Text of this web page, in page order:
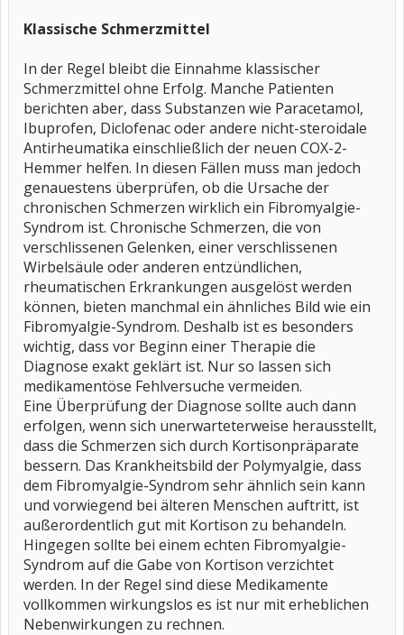
Klassische Schmerzmittel
In der Regel bleibt die Einnahme klassischer
Schmerzmittel ohne Erfolg. Manche Patienten
berichten aber, dass Substanzen wie Paracetamol,
Ibuprofen, Diclofenac oder andere nicht-steroidale
Antirheumatika einschließlich der neuen COX-2-
Hemmer helfen. In diesen Fällen muss man jedoch
genauestens überprüfen, ob die Ursache der
chronischen Schmerzen wirklich ein Fibromyalgie-
Syndrom ist. Chronische Schmerzen, die von
verschlissenen Gelenken, einer verschlissenen
Wirbelsäule oder anderen entzündlichen,
rheumatischen Erkrankungen ausgelöst werden
können, bieten manchmal ein ähnliches Bild wie ein
Fibromyalgie-Syndrom. Deshalb ist es besonders
wichtig, dass vor Beginn einer Therapie die
Diagnose exakt geklärt ist. Nur so lassen sich
medikamentöse Fehlversuche vermeiden.
Eine Überprüfung der Diagnose sollte auch dann
erfolgen, wenn sich unerwarteterweise herausstellt,
dass die Schmerzen sich durch Kortisonpräparate
bessern. Das Krankheitsbild der Polymyalgie, dass
dem Fibromyalgie-Syndrom sehr ähnlich sein kann
und vorwiegend bei älteren Menschen auftritt, ist
außerordentlich gut mit Kortison zu behandeln.
Hingegen sollte bei einem echten Fibromyalgie-
Syndrom auf die Gabe von Kortison verzichtet
werden. In der Regel sind diese Medikamente
vollkommen wirkungslos es ist nur mit erheblichen
Nebenwirkungen zu rechnen.